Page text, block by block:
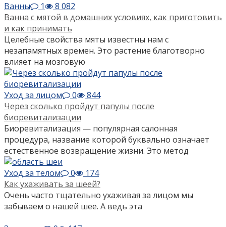
Ванны
1
8 082
Ванна с мятой в домашних условиях, как приготовить
и как принимать
Целебные свойства мяты известны нам с
незапамятных времен. Это растение благотворно
влияет на мозговую
Уход за лицом 0
844
Через сколько пройдут папулы после
биоревитализации
Биоревитализация — популярная салонная
процедура, название которой буквально означает
естественное возвращение жизни. Это метод
Уход за телом
0
174
Как ухаживать за шеей?
Очень часто тщательно ухаживая за лицом мы
забываем о нашей шее. А ведь эта